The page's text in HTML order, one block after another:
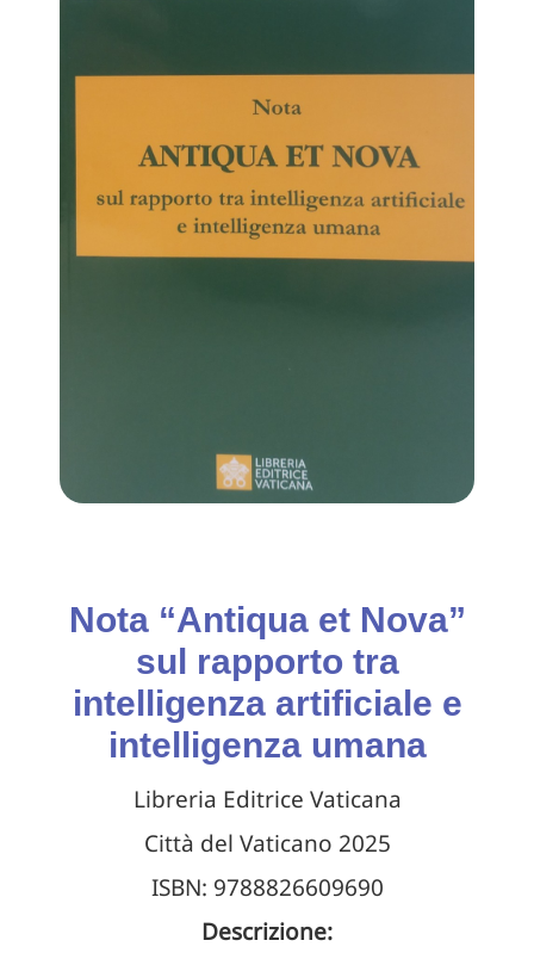
Nota “Antiqua et Nova”
sul rapporto tra
intelligenza artificiale e
intelligenza umana
Libreria Editrice Vaticana
Città del Vaticano 2025
ISBN: 9788826609690
Descrizione: